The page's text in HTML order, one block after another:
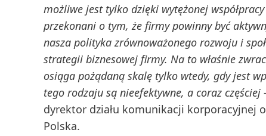
możliwe jest tylko dzięki wytężonej
przekonani o tym, że firmy powinny być
nasza polityka zrównoważonego rozwoju i
strategii biznesowej firmy. Na to właśnie
osiąga pożądaną skalę tylko wtedy, gdy jest
tego rodzaju są nieefektywne, a coraz
dyrektor działu komunikacji korporacyjnej
Polska.